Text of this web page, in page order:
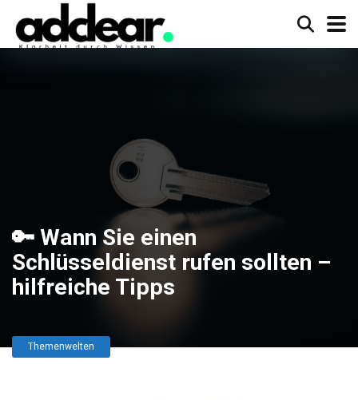
🔑 Wann Sie einen
Schlüsseldienst rufen sollten –
hilfreiche Tipps
Themenwelten